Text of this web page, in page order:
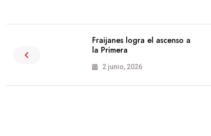
Fraijanes logra el ascenso a
la Primera
2 junio, 2026